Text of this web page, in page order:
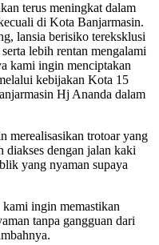
terus meningkat dalam
di Kota Banjarmasin.
lansia berisiko tereksklusi
lebih rentan mengalami
kami ingin menciptakan
kebijakan Kota 15
Hj Ananda dalam
merealisasikan trotoar yang
diakses dengan jalan kaki
yang nyaman supaya
kami ingin memastikan
tanpa gangguan dari